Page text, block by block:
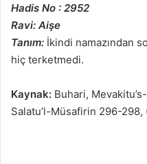
Hadis No : 2952
Ravi: Aişe
Tanım: İkindi namazından
hiç terketmedi.
Kaynak: Buhari,
Salatu’l-Müsafirin 296-